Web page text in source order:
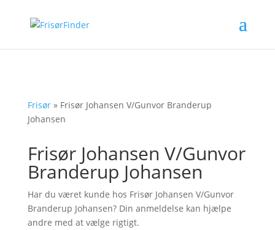
Frisør» Frisør Johansen V/Gunvor Branderup
Johansen
Frisør Johansen V/Gunvor
Branderup Johansen
Har du været kunde hos Frisør Johansen V/Gunvor
Branderup Johansen? Din anmeldelse kan hjælpe
andre med at vælge rigtigt.